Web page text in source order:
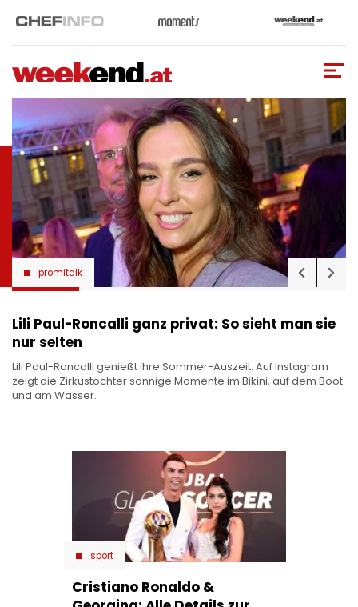
zum
Inhalt
promitalk
Lili Paul-Roncalli ganz privat: So sieht man sie
nur selten
Lili Paul-Roncalli genießt ihre Sommer-Auszeit. Auf Instagram
zeigt die Zirkustochter sonnige Momente im Bikini, auf dem Boot
und am Wasser.
sport
Cristiano Ronaldo &